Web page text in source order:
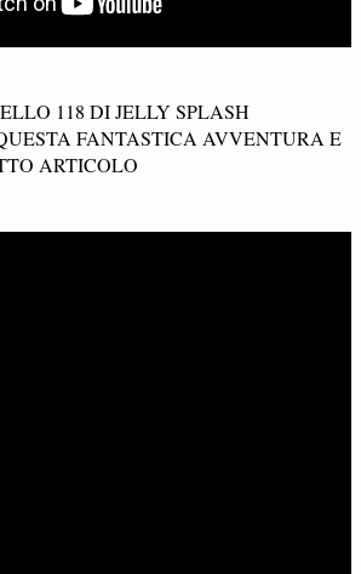
118 DI JELLY SPLASH
FANTASTICA AVVENTURA E
ARTICOLO